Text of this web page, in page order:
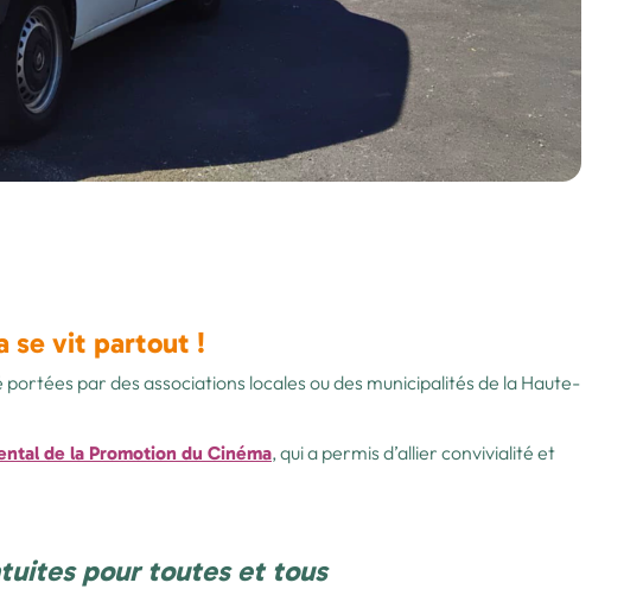
se vit partout !
par des associations locales ou des municipalités de la Haute-
de la Promotion du Cinéma, qui a permis d’allier convivialité et
pour toutes et tous